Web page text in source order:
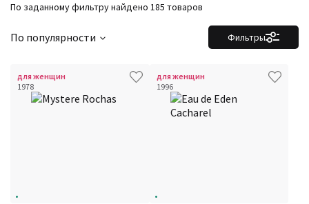
По заданному фильтру найдено 185 товаров
Фильтры
По популярности
для женщин
1978
для женщин
1996